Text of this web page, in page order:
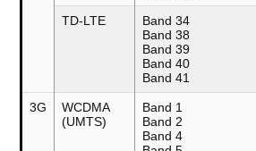
TD-LTE
Band 34
Band 38
Band 39
Band 40
Band 41
3G
WCDMA
(UMTS)
Band 1
Band 2
Band 4